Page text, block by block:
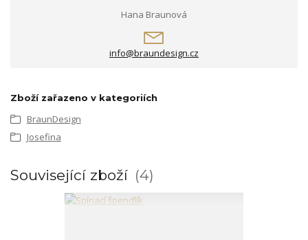
Hana Braunová
info@braundesign.cz
Zboží zařazeno v kategoriích
BraunDesign
Josefina
Související zboží 4